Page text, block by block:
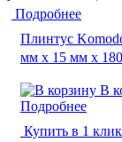
Подробнее
Плинтус
мм х 15 мм х
В
Подробнее
Купить в 1 клик